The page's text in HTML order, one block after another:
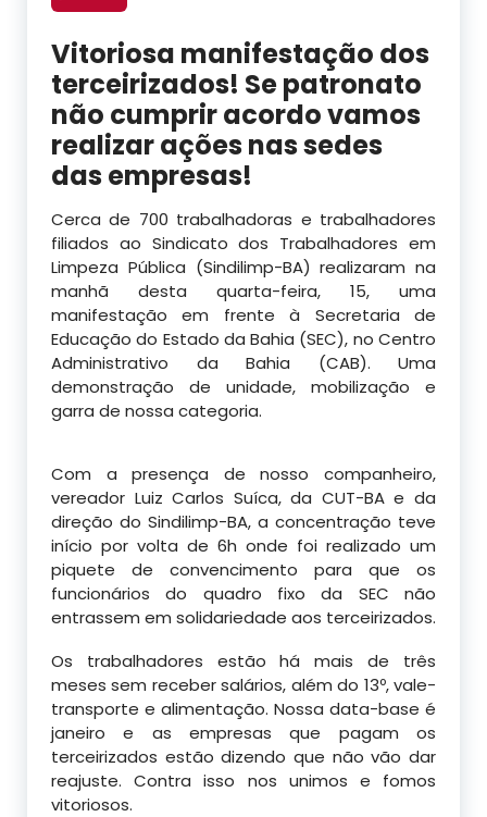
Vitoriosa manifestação dos
terceirizados! Se patronato
não cumprir acordo vamos
realizar ações nas sedes
das empresas!
Cerca de 700 trabalhadoras e trabalhadores
filiados ao Sindicato dos Trabalhadores em
Limpeza Pública (Sindilimp-BA) realizaram na
manhã desta quarta-feira, 15, uma
manifestação em frente à Secretaria de
Educação do Estado da Bahia (SEC), no Centro
Administrativo da Bahia (CAB). Uma
demonstração de unidade, mobilização e
garra de nossa categoria.
Com a presença de nosso companheiro,
vereador Luiz Carlos Suíca, da CUT-BA e da
direção do Sindilimp-BA, a concentração teve
início por volta de 6h onde foi realizado um
piquete de convencimento para que os
funcionários do quadro fixo da SEC não
entrassem em solidariedade aos terceirizados.
Os trabalhadores estão há mais de três
meses sem receber salários, além do 13º, vale-
transporte e alimentação. Nossa data-base é
janeiro e as empresas que pagam os
terceirizados estão dizendo que não vão dar
reajuste. Contra isso nos unimos e fomos
vitoriosos.